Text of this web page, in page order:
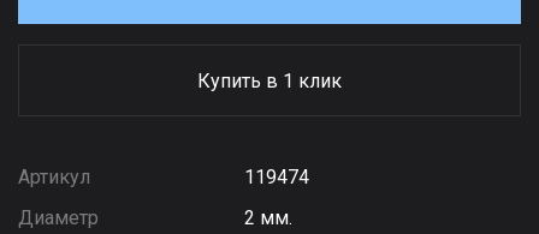
Купить в 1 клик
Артикул
119474
Диаметр
2 мм.